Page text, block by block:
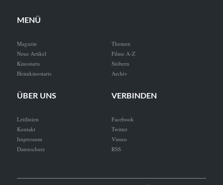
MENÜ
Magazin
Neue Artikel
Kinostarts
Heimkinostarts
Themen
Filme A-Z
Stöbern
Archiv
ÜBER UNS
Leitlinien
Kontakt
Impressum
Datenschutz
VERBINDEN
Facebook
Twitter
Vimeo
RSS